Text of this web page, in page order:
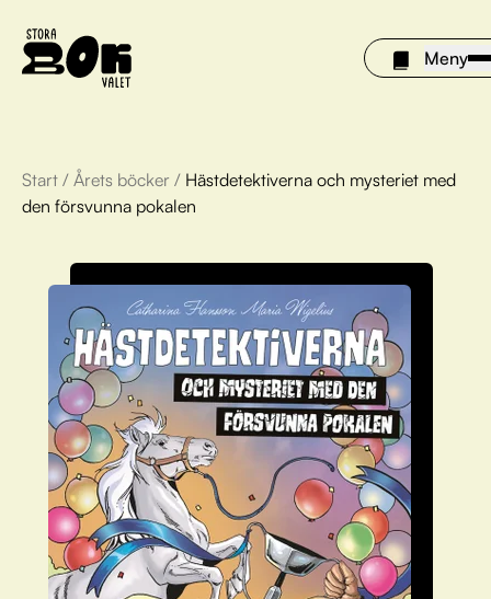
Meny
Årets böcker
Om Stora bokvalet
Olivia tipsar
Vinnare
FAQ
För bibliotek
Start / Årets böcker / Hästdetektiverna och mysteriet med
den försvunna pokalen